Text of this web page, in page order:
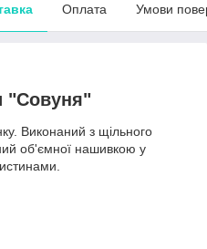
Оплата Умови
"Совуня"
Виконаний з щільного
об'ємної нашивкою у